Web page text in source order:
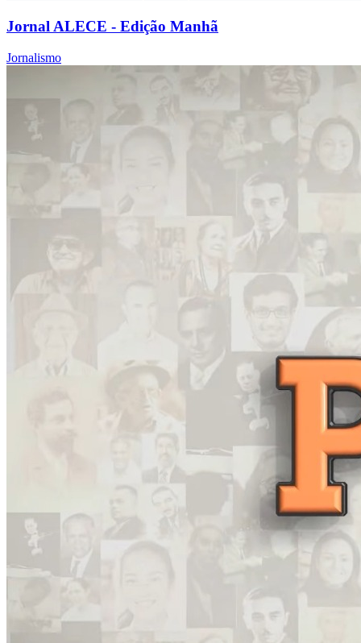
Jornal ALECE - Edição Manhã
Jornalismo